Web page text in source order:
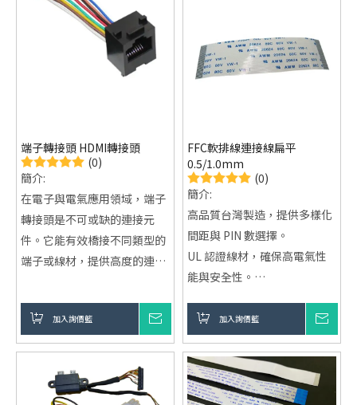
端子轉接頭 HDMI轉接頭
(0)
簡介:
在電子與電氣應用領域，端子
轉接頭是不可或缺的連接元
件。它能有效橋接不同類型的
端子或線材，提供高度的連接
戰，同時確保電氣訊號或電源
的穩定傳輸。無論是電子產品
的原型開發、測試維修，還是
複雜系統的整合佈線，端子轉
接頭都能提供便捷且高效的解
加入詢價籃
FFC軟排線連接線扁平
0.5/1.0mm
(0)
簡介:
高品質台灣製造，提供多樣化
間距與 PIN 數選擇。
UL 認證線材，確保高電氣性
能與安全性。
品需求。加入詢價籃